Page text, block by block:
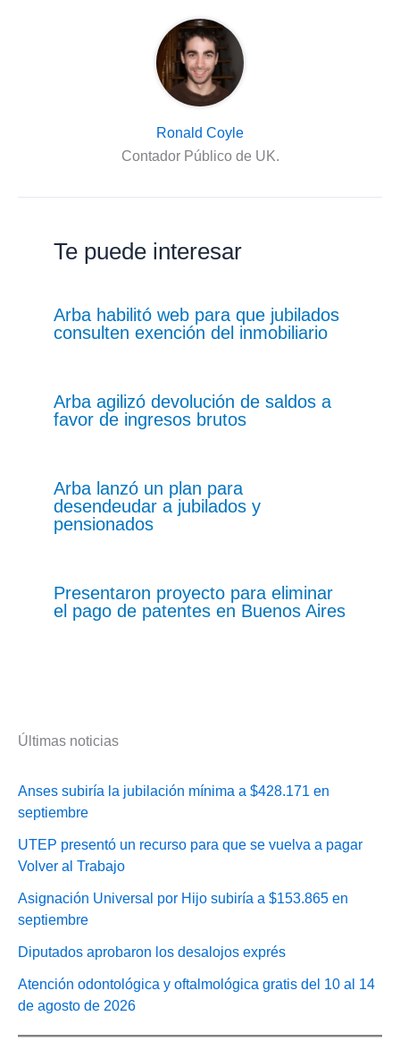
Ronald Coyle
Contador Público de UK.
Te puede interesar
Arba habilitó web para que jubilados
consulten exención del inmobiliario
Arba agilizó devolución de saldos a
favor de ingresos brutos
Arba lanzó un plan para
desendeudar a jubilados y
pensionados
Presentaron proyecto para eliminar
el pago de patentes en Buenos Aires
Últimas noticias
Anses subiría la jubilación mínima a $428.171 en
septiembre
UTEP presentó un recurso para que se vuelva a pagar
Volver al Trabajo
Asignación Universal por Hijo subiría a $153.865 en
septiembre
Diputados aprobaron los desalojos exprés
Atención odontológica y oftalmológica gratis del 10 al 14
de agosto de 2026